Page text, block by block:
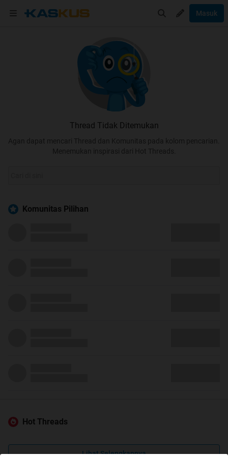
Masuk
Thread Tidak Ditemukan
Agan dapat mencari Thread dan Komunitas pada kolom pencarian.
Menemukan inspirasi dari Hot Threads.
Komunitas Pilihan
Hot Threads
Lihat Selengkapnya